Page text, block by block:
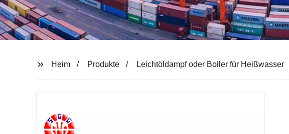
Heim Produkte Leichtöldampf oder Boiler für Heißwasser